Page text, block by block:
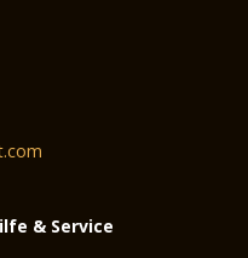
& Service